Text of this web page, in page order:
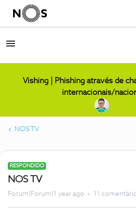
Vishing | Phishing através de
internacionais/
NOS TV
RESPONDIDO
NOS TV
Forum|Forum|1 year ago 11